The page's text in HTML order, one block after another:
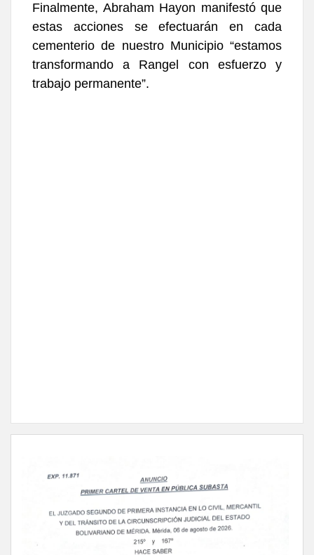
Finalmente, Abraham Hayon manifestó que
estas acciones se efectuarán en cada
cementerio de nuestro Municipio “estamos
transformando a Rangel con esfuerzo y
trabajo permanente”.